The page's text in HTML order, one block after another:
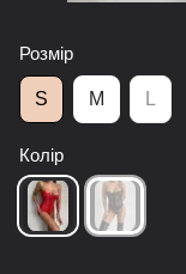
Розмір
S M L
Колір